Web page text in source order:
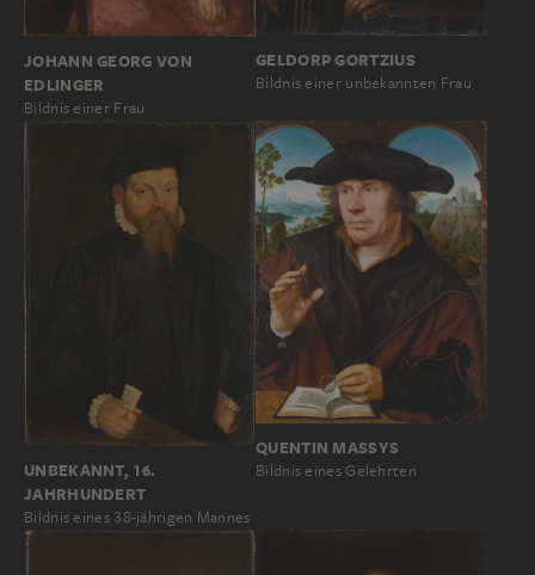
JOHANN GEORG VON
EDLINGER
Bildnis einer Frau
GELDORP GORTZIUS
Bildnis einer unbekannten Frau
UNBEKANNT, 16.
JAHRHUNDERT
Bildnis eines 38-jährigen Mannes
QUENTIN MASSYS
Bildnis eines Gelehrten